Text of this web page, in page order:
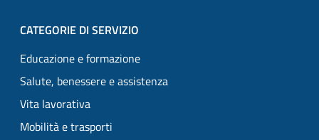
CATEGORIE DI SERVIZIO
Educazione e formazione
Salute, benessere e assistenza
Vita lavorativa
Mobilità e trasporti